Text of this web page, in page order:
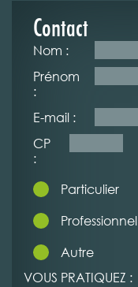
Contact
Nom :
Prénom
:
E-mail :
CP
:
Particulier
Professionnel
Autre
VOUS PRATIQUEZ :